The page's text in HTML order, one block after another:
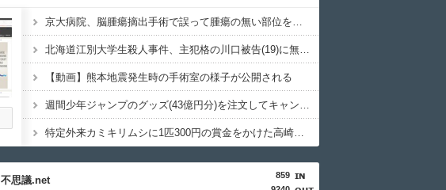
京大病院、脳腫瘍摘出手術で誤って腫瘍の無い部位を摘出 脳幹など損傷受け植物状態に
北海道江別大学生殺人事件、主犯格の川口被告(19)に無期懲役の判決
【動画】熊本地震発生時の手術室の様子が公開される
週間少年ジャンプのグッズ(43億円分)を注文してキャンセルした32歳女が逮捕
特定外来カミキリムシに1匹300円の賞金をかけた高崎市、初日に1170匹持ち込まれる
859
不思議.net